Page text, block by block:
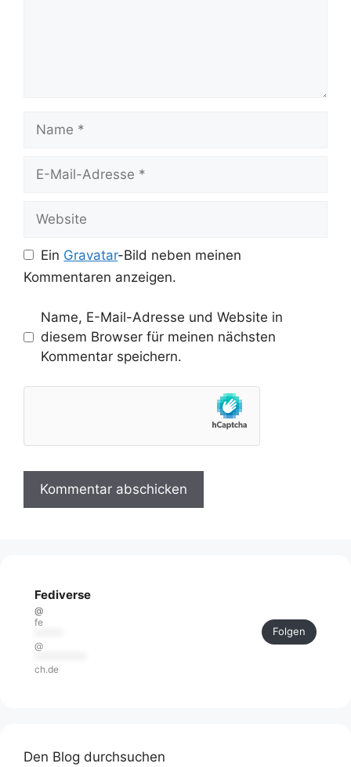
Name
Website
Ein Gravatar-Bild neben meinen
Kommentaren anzeigen.
Name, E-Mail-Adresse und Website in
diesem Browser für meinen nächsten
Kommentar speichern.
Fediverse
@
fe
@
ch.de
Folgen
Den Blog durchsuchen